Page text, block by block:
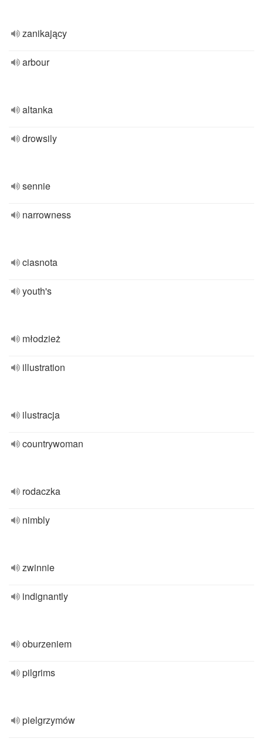
zanikający
arbour
altanka
drowsily
sennie
narrowness
ciasnota
youth's
młodzież
illustration
ilustracja
countrywoman
rodaczka
nimbly
zwinnie
indignantly
oburzeniem
pilgrims
pielgrzymów